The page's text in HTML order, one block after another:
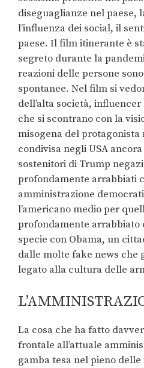
diseguaglianze nel paese,
l’influenza dei social, il
paese. Il film itinerante è
segreto durante la
reazioni delle persone
spontanee. Nel film si
dell’alta società, influencer
che si scontrano con la
misogena del protagonista
condivisa negli USA
sostenitori di Trump
profondamente arrabbiati
amministrazione
l’americano medio per
profondamente arrabbiato
specie con Obama, un
dalle molte fake news che
legato alla cultura delle
La cosa che ha fatto
frontale all’attuale
gamba tesa nel pieno